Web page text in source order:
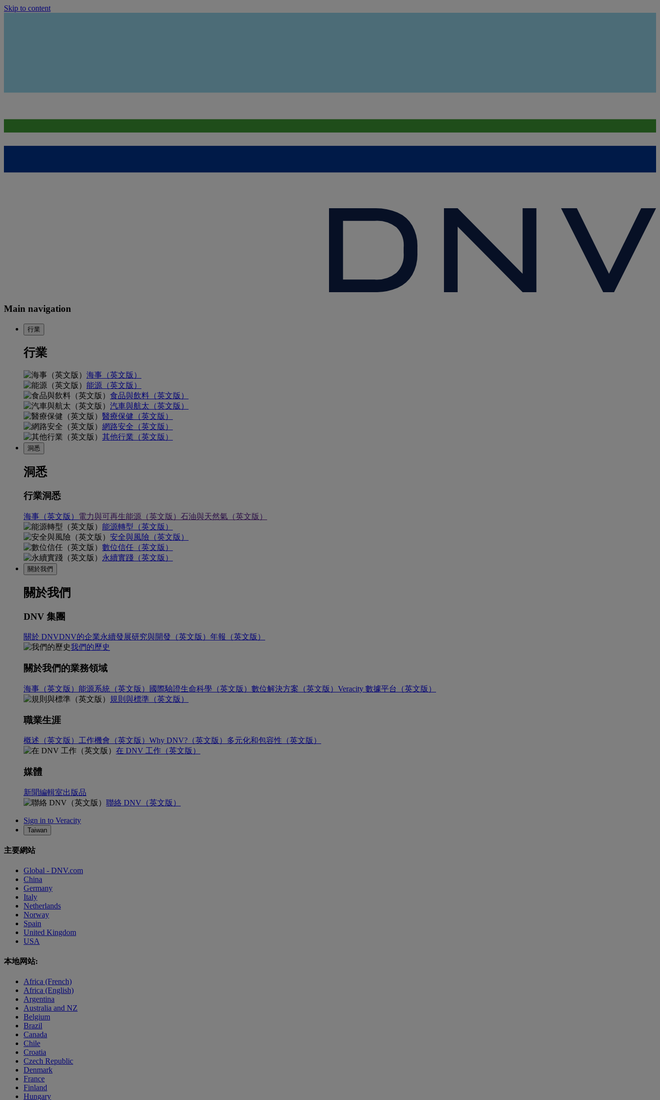
Skip to content
Main navigation
行業
行業
海事（英文版）
能源（英文版）
食品與飲料（英文版）
汽車與航太（英文版）
醫療保健（英文版）
網路安全（英文版）
其他行業（英文版）
洞悉
洞悉
行業洞悉
海事（英文版） 電力與可再生能源（英文版） 石油與天然氣（英文版）
能源轉型（英文版）
安全與風險（英文版）
數位信任（英文版）
永續實踐（英文版）
關於我們
關於我們
DNV 集團
關於 DNVDNV的企業永續發展研究與開發（英文版） 年報（英文版）
我們的歷史
關於我們的業務領域
海事（英文版） 能源系統（英文版） 國際驗證生命科學（英文版） 數位解決方案（英文版） Veracity 數據平台（英文版）
規則與標準（英文版）
職業生涯
概述（英文版） 工作機會（英文版） Why DNV?（英文版） 多元化和包容性（英文版）
在 DNV 工作（英文版）
媒體
新聞編輯室出版品
聯絡 DNV（英文版）
Sign in to Veracity
Taiwan
主要網站
Global - DNV.com
China
Germany
Italy
Netherlands
Norway
Spain
United Kingdom
USA
本地网站:
Africa (French)
Africa (English)
Argentina
Australia and NZ
Belgium
Brazil
Canada
Chile
Croatia
Czech Republic
Denmark
France
Finland
Hungary